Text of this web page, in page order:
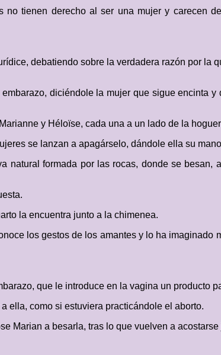
tienen derecho al ser una mujer y carecen
debatiendo sobre la verdadera razón por la
diciéndole la mujer que sigue encinta y
y Héloïse, cada una a un lado de la
se lanzan a apagárselo, dándole ella su
formada por las rocas, donde se besan,
la encuentra junto a la chimenea.
los gestos de los amantes y lo ha imaginado
que le introduce en la vagina un producto
ella, como si estuviera practicándole el aborto.
Marian a besarla, tras lo que vuelven a acostarse